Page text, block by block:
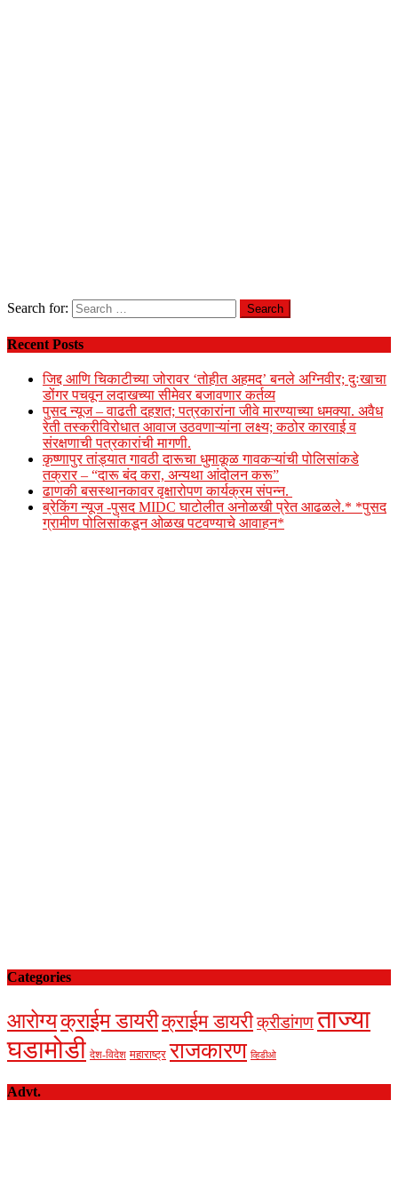
Search for:
Recent Posts
जिद्द आणि चिकाटीच्या जोरावर ‘तोहीत अहमद’ बनले अग्निवीर; दुःखाचा
डोंगर पचवून लदाखच्या सीमेवर बजावणार कर्तव्य
पुसद न्यूज – वाढती दहशत; पत्रकारांना जीवे मारण्याच्या धमक्या. अवैध
रेती तस्करीविरोधात आवाज उठवणाऱ्यांना लक्ष्य; कठोर कारवाई व
संरक्षणाची पत्रकारांची मागणी.
कृष्णापुर तांड्यात गावठी दारूचा धुमाकूळ गावकऱ्यांची पोलिसांकडे
तक्रार – “दारू बंद करा, अन्यथा आंदोलन करू”
ढाणकी बसस्थानकावर वृक्षारोपण कार्यक्रम संपन्न.
ब्रेकिंग न्यूज -पुसद MIDC घाटोलीत अनोळखी प्रेत आढळले.* *पुसद
ग्रामीण पोलिसांकडून ओळख पटवण्याचे आवाहन*
Categories
आरोग्यक्राईम डायरीक्राईम डायरीक्रीडांगणताज्या
घडामोडी देश-विदेश महाराष्ट्र राजकारण व्हिडीओ
Advt.